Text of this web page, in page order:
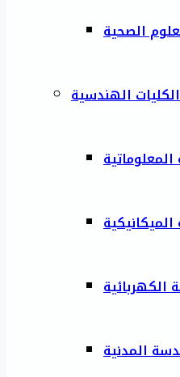
الصحية
الكليات الهندسية
الكهربائية
المدنية